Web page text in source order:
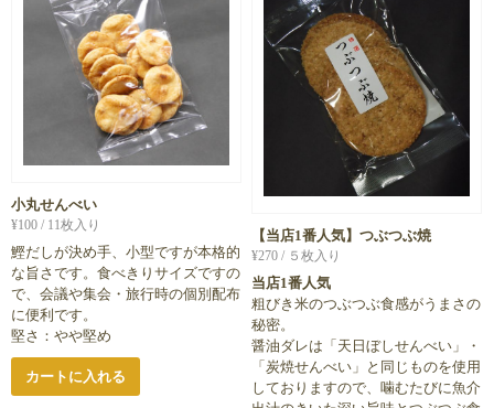
小丸せんべい
¥100 / 11枚入り
鰹だしが決め手、小型ですが本格的
な旨さです。食べきりサイズですの
で、会議や集会・旅行時の個別配布
に便利です。
堅さ：やや堅め
カートに入れる
【当店1番人気】つぶつぶ焼
¥270 / ５枚入り
当店1番人気
粗びき米のつぶつぶ食感がうまさの
秘密。
醤油ダレは「天日ぼしせんべい」・
「炭焼せんべい」と同じものを使用
しておりますので、噛むたびに魚介